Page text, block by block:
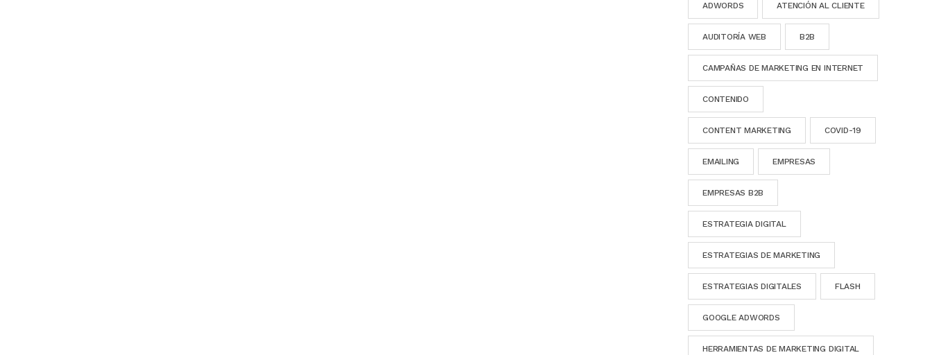
ADWORDS ATENCIÓN AL CLIENTE
AUDITORÍA WEB B2B
CAMPAÑAS DE MARKETING EN INTERNET
CONTENIDO
CONTENT MARKETING COVID-19
EMAILING EMPRESAS
EMPRESAS B2B
ESTRATEGIA DIGITAL
ESTRATEGIAS DE MARKETING
ESTRATEGIAS DIGITALES FLASH
GOOGLE ADWORDS
HERRAMIENTAS DE MARKETING DIGITAL